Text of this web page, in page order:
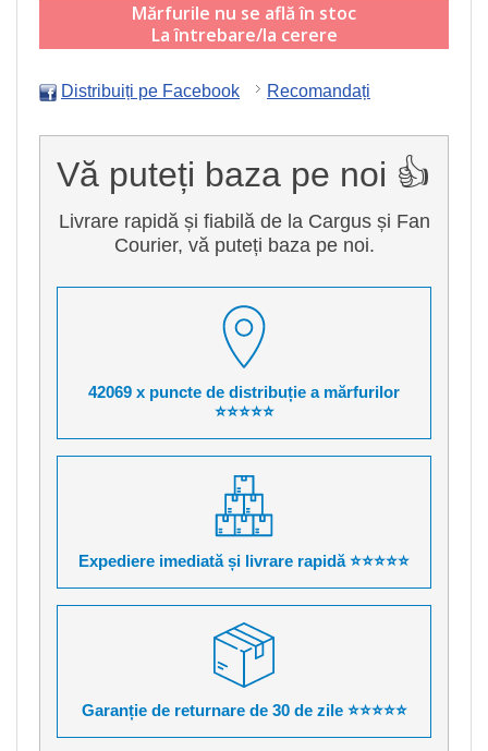
Mărfurile nu se află în stoc
La întrebare/la cerere
Distribuiți pe Facebook Recomandați
Vă puteți baza pe noi 👍
Livrare rapidă și fiabilă de la Cargus și Fan
Courier, vă puteți baza pe noi.
42069 x puncte de distribuție a mărfurilor
⭐⭐⭐⭐⭐
Expediere imediată și livrare rapidă ⭐⭐⭐⭐⭐
Garanție de returnare de 30 de zile ⭐⭐⭐⭐⭐